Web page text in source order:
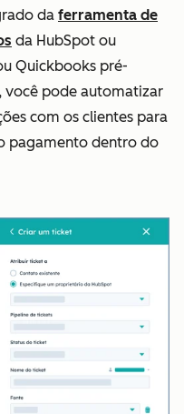
da ferramenta de
da HubSpot ou
Quickbooks pré-
você pode automatizar
com os clientes para
pagamento dentro do